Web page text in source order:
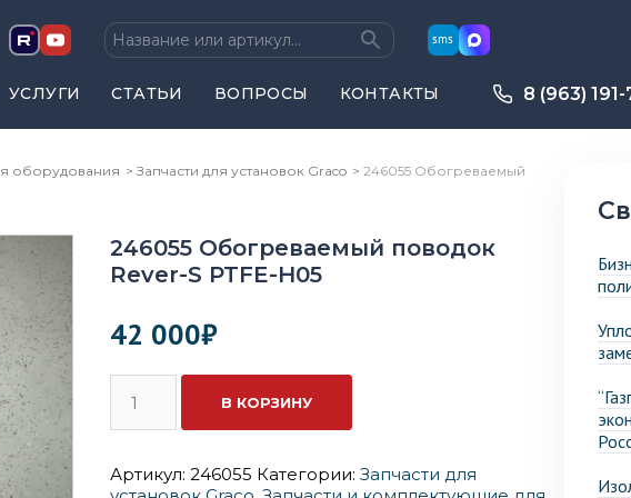
sms
УСЛУГИ СТАТЬИ ВОПРОСЫ КОНТАКТЫ 8 (963) 191-
оборудования Запчасти для установок Graco
246055 Обогреваемый
246055 Обогреваемый поводок
Rever-S PTFE-H05
42 000₽
Количество
246055
Обогреваемый
Rever-
S
В КОРЗИНУ
Артикул: 246055 Категории: Запчасти для